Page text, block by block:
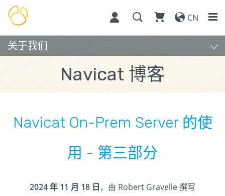
CN
关于我们
Navicat 博客
Navicat On-Prem Server 的使
用 - 第三部分
2024 年 11 月 18 日，由 Robert Gravelle 撰写